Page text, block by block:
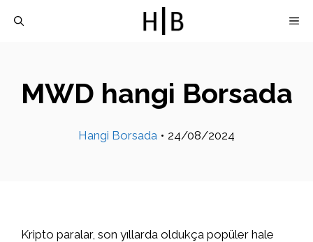
MWD hangi Borsada
Hangi Borsada • 24/08/2024
Kripto paralar, son yıllarda oldukça popüler hale